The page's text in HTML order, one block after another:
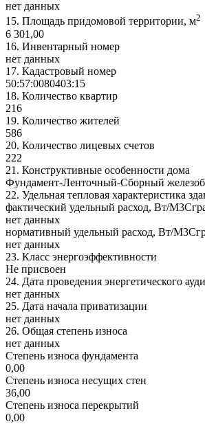
нет данных
15. Площадь придомовой территории, м2
6 301,00
16. Инвентарный номер
нет данных
17. Кадастровый номер
50:57:0080403:15
18. Количество квартир
216
19. Количество жителей
586
20. Количество лицевых счетов
222
21. Конструктивные особенности дома
Фундамент-Ленточный-Сборный
22. Удельная тепловая характеристика
фактический удельный расход, Вт/
нет данных
нормативный удельный расход, Вт/
нет данных
23. Класс энергоэффективности
Не присвоен
24. Дата проведения энергетического
нет данных
25. Дата начала приватизации
нет данных
26. Общая степень износа
нет данных
Степень износа фундамента
0,00
Степень износа несущих стен
36,00
Степень износа перекрытий
0,00